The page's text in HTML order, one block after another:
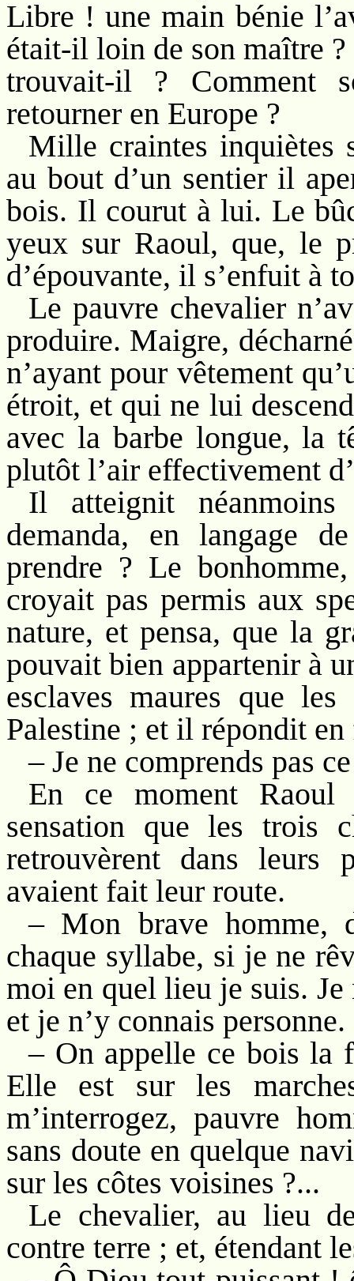
Libre ! une main bénie
était-il loin de son maître
trouvait-il ? Comment
retourner en Europe ?
Mille craintes inquiètes
au bout d’un sentier il
bois. Il courut à lui. Le
yeux sur Raoul, que, le
d’épouvante, il s’enfuit à
Le pauvre chevalier
produire. Maigre,
n’ayant pour vêtement
étroit, et qui ne lui
avec la barbe longue, la
plutôt l’air effectivement
Il atteignit
demanda, en langage
prendre ? Le
croyait pas permis aux
nature, et pensa, que la
pouvait bien appartenir à
esclaves maures que
Palestine ; et il répondit
– Je ne comprends pas
En ce moment Raoul
sensation que les trois
retrouvèrent dans leurs
avaient fait leur route.
– Mon brave homme,
chaque syllabe, si je ne
moi en quel lieu je suis.
et je n’y connais personne.
– On appelle ce bois la
Elle est sur les
m’interrogez, pauvre
sans doute en quelque
sur les côtes voisines ?...
Le chevalier, au lieu
contre terre ; et, étendant